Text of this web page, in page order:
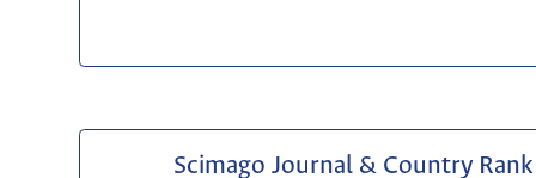
Scimago Journal & Country Rank